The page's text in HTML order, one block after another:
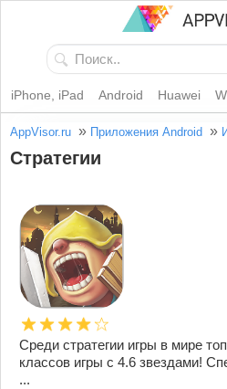
iPhone, iPad Android Huawei
AppVisor.ru » Приложения Android »
Стратегии
Среди стратегии игры в мире
классов игры с 4.6 звездами!
...